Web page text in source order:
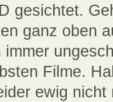
gesichtet.
ganz oben
immer
Filme.
ewig nicht